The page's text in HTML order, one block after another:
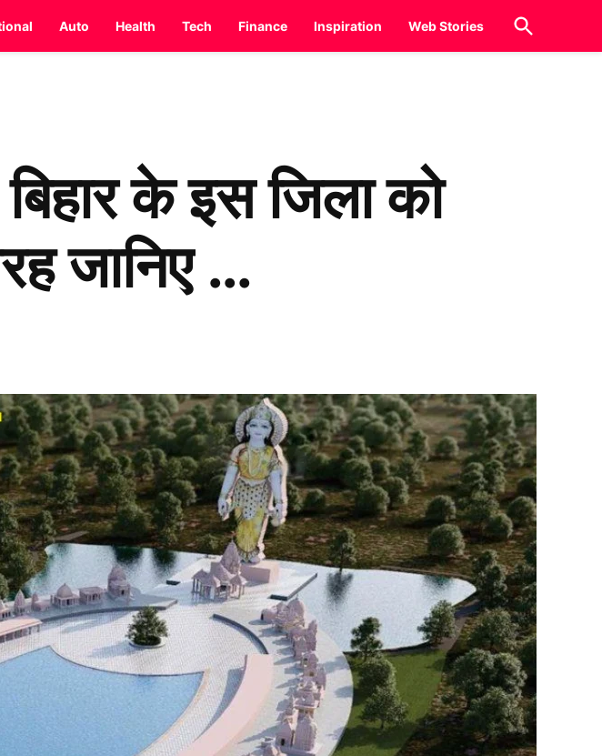
Auto Health Tech Finance Inspiration Web Stories
Open
Search
के इस जिला को
जानिए …